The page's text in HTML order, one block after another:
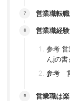
営業職転
営業職経
参考
んjの書
参考
営業職は